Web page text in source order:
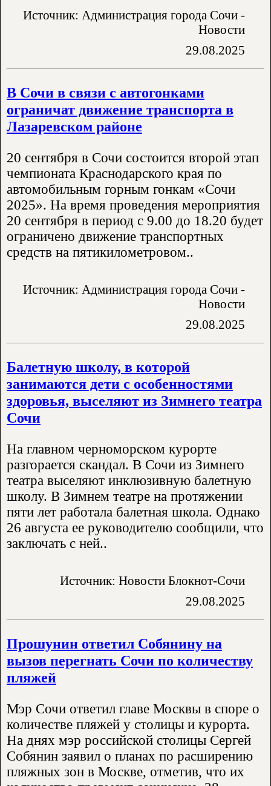
Источник: Администрация города Сочи -
Новости
29.08.2025
В Сочи в связи с автогонками
ограничат движение транспорта в
Лазаревском районе
20 сентября в Сочи состоится второй этап
чемпионата Краснодарского края по
автомобильным горным гонкам «Сочи
2025». На время проведения мероприятия
20 сентября в период с 9.00 до 18.20 будет
ограничено движение транспортных
средств на пятикилометровом..
Источник: Администрация города Сочи -
Новости
29.08.2025
Балетную школу, в которой
занимаются дети с особенностями
здоровья, выселяют из Зимнего театра
Сочи
На главном черноморском курорте
разгорается скандал. В Сочи из Зимнего
театра выселяют инклюзивную балетную
школу. В Зимнем театре на протяжении
пяти лет работала балетная школа. Однако
26 августа ее руководителю сообщили, что
заключать с ней..
Источник: Новости Блокнот-Сочи
29.08.2025
Прошунин ответил Собянину на
вызов перегнать Сочи по количеству
пляжей
Мэр Сочи ответил главе Москвы в споре о
количестве пляжей у столицы и курорта.
На днях мэр российской столицы Сергей
Собянин заявил о планах по расширению
пляжных зон в Москве, отметив, что их